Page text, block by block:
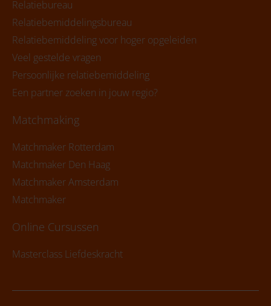
Relatiebureau
Relatiebemiddelingsbureau
Relatiebemiddeling voor hoger opgeleiden
Veel gestelde vragen
Persoonlijke relatiebemiddeling
Een partner zoeken in jouw regio?
Matchmaking
Matchmaker Rotterdam
Matchmaker Den Haag
Matchmaker Amsterdam
Matchmaker
Online Cursussen
Masterclass Liefdeskracht